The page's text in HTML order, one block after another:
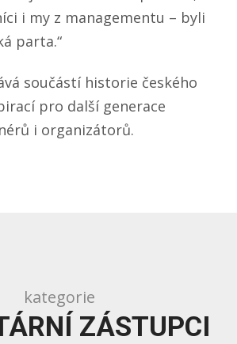
i my z managementu – byli
parta.“
součástí historie českého
pro další generace
i organizátorů.
kategorie
ZÁSTUPCI